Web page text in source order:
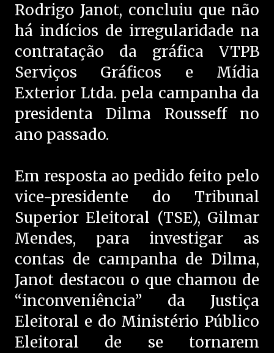
Rodrigo Janot, concluiu que não
há indícios de irregularidade na
contratação da gráfica VTPB
Serviços Gráficos e Mídia
Exterior Ltda. pela campanha da
presidenta Dilma Rousseff no
ano passado.
Em resposta ao pedido feito pelo
vice-presidente do Tribunal
Superior Eleitoral (TSE), Gilmar
Mendes, para investigar as
contas de campanha de Dilma,
Janot destacou o que chamou de
“inconveniência” da Justiça
Eleitoral e do Ministério Público
Eleitoral de se tornarem